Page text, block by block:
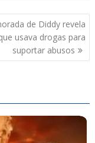
de Diddy revela
usava drogas para
suportar abusos